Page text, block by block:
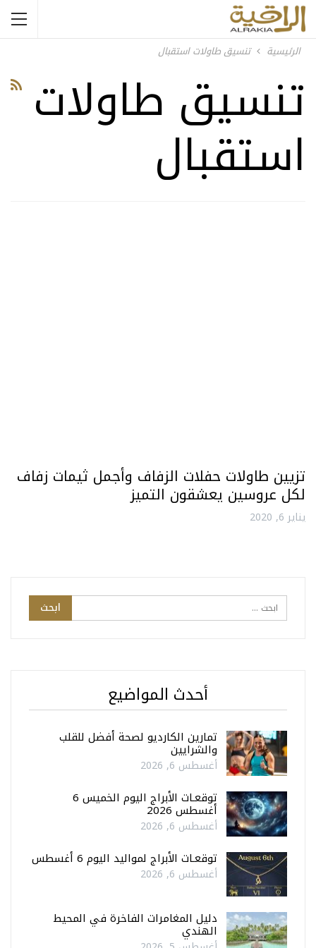
الرئيسية تنسيق طاولات استقبال
تنسيق طاولات
استقبال
تزيين طاولات حفلات الزفاف وأجمل ثيمات زفاف
لكل عروسين يعشقون التميز
يناير 6, 2020
أحدث المواضيع
تمارين الكارديو لصحة أفضل للقلب
والشرايين
أغسطس 6, 2026
توقعـات الأبراج اليوم الخميس 6
أغسطس 2026
أغسطس 6, 2026
توقعـات الأبراج لمواليد اليوم 6 أغسطس
أغسطس 6, 2026
دليل المغامرات الفاخرة في المحيط
الهندي